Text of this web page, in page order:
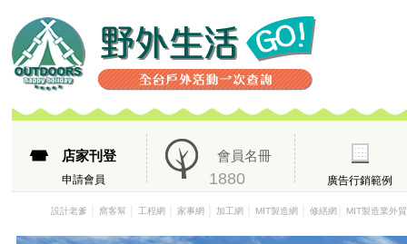
店家刊登
申請會員
會員名冊
1880 廣告行銷範例
設計老爹 窩客幫 工程網 家事網 加工網 MIT製造網 修繕網 MIT製造業外